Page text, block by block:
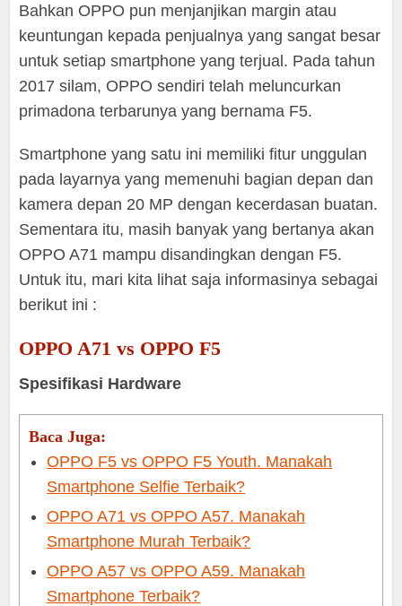
Bahkan OPPO pun menjanjikan margin atau
keuntungan kepada penjualnya yang sangat besar
untuk setiap smartphone yang terjual. Pada tahun
2017 silam, OPPO sendiri telah meluncurkan
primadona terbarunya yang bernama F5.
Smartphone yang satu ini memiliki fitur unggulan
pada layarnya yang memenuhi bagian depan dan
kamera depan 20 MP dengan kecerdasan buatan.
Sementara itu, masih banyak yang bertanya akan
OPPO A71 mampu disandingkan dengan F5.
Untuk itu, mari kita lihat saja informasinya sebagai
berikut ini :
OPPO A71 vs OPPO F5
Spesifikasi Hardware
Baca Juga:
OPPO F5 vs OPPO F5 Youth. Manakah
Smartphone Selfie Terbaik?
OPPO A71 vs OPPO A57. Manakah
Smartphone Murah Terbaik?
OPPO A57 vs OPPO A59. Manakah
Smartphone Terbaik?